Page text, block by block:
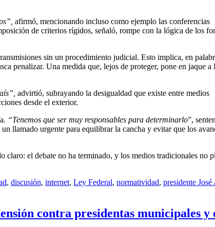
afirmó, mencionando incluso como ejemplo las conferencias
de criterios rígidos, señaló, rompe con la lógica de los
sin un procedimiento judicial. Esto implica, en
penalizar. Una medida que, lejos de proteger, pone en jaque a
advirtió, subrayando la desigualdad que existe entre medios
desde el exterior.
“Tenemos que ser muy responsables para determinarlo”,
llamado urgente para equilibrar la cancha y evitar que los
claro: el debate no ha terminado, y los medios tradicionales no
, discusión, internet, Ley Federal, normatividad, presidente
contra presidentas municipales